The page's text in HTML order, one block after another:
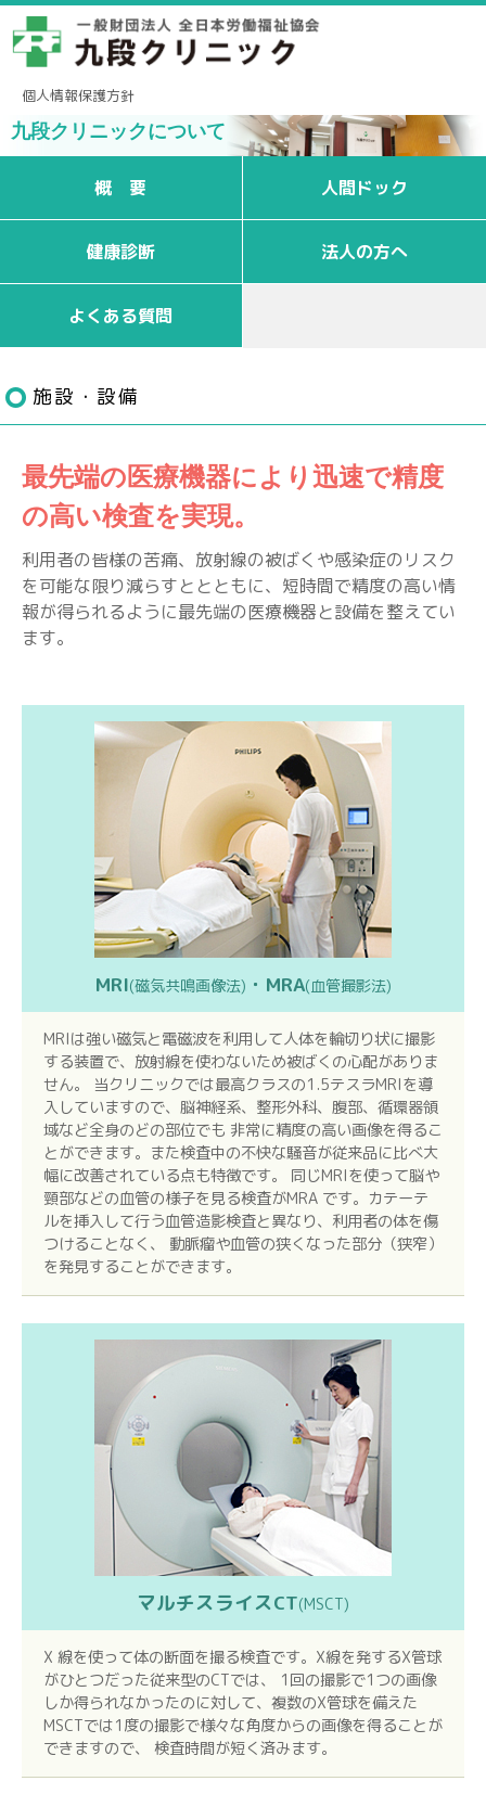
個人情報保護方針
九段クリニックについて
概 要 人間ドック
健康診断 法人の方へ
よくある質問
施設・設備
最先端の医療機器により迅速で精度
の高い検査を実現。
利用者の皆様の苦痛、放射線の被ばくや感染症のリスク
を可能な限り減らすととともに、短時間で精度の高い情
報が得られるように最先端の医療機器と設備を整えてい
ます。
MRI(磁気共鳴画像法) ・MRA(血管撮影法)
MRIは強い磁気と電磁波を利用して人体を輪切り状に撮影
する装置で、放射線を使わないため被ばくの心配がありま
せん。 当クリニックでは最高クラスの1.5テスラMRIを導
入していますので、脳神経系、整形外科、腹部、循環器領
域など全身のどの部位でも 非常に精度の高い画像を得るこ
とができます。また検査中の不快な騒音が従来品に比べ大
幅に改善されている点も特徴です。 同じMRIを使って脳や
頸部などの血管の様子を見る検査がMRA です。カテーテ
ルを挿入して行う血管造影検査と異なり、利用者の体を傷
つけることなく、 動脈瘤や血管の狭くなった部分（狭窄）
を発見することができます。
マルチスライスCT(MSCT)
X 線を使って体の断面を撮る検査です。X線を発するX管球
がひとつだった従来型のCTでは、 1回の撮影で1つの画像
しか得られなかったのに対して、複数のX管球を備えた
MSCTでは1度の撮影で様々な角度からの画像を得ることが
できますので、 検査時間が短く済みます。